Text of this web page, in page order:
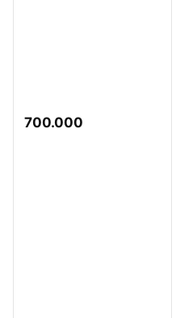
700.000